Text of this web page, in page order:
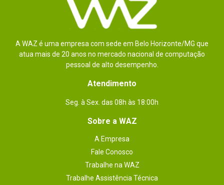
A WAZ é uma empresa com sede em Belo Horizonte/MG que
atua mais de 20 anos no mercado nacional de computação
pessoal de alto desempenho.
Atendimento
Seg. à Sex. das 08h às 18:00h
Sobre a WAZ
A Empresa
Fale Conosco
Trabalhe na WAZ
Trabalhe Assistência Técnica